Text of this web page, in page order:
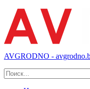
AVGRODNO -